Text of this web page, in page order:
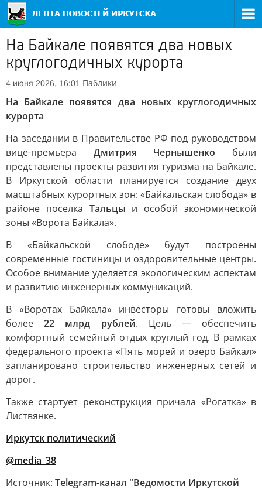
На Байкале появятся два новых
круглогодичных курорта
4 июня 2026, 16:01 Паблики
На Байкале появятся два новых круглогодичных
курорта
На заседании в Правительстве РФ под руководством
вице-премьера Дмитрия Чернышенко были
представлены проекты развития туризма на Байкале.
В Иркутской области планируется создание двух
масштабных курортных зон: «Байкальская слобода» в
районе поселка Тальцы и особой экономической
зоны «Ворота Байкала».
В «Байкальской слободе» будут построены
современные гостиницы и оздоровительные центры.
Особое внимание уделяется экологическим аспектам
и развитию инженерных коммуникаций.
В «Воротах Байкала» инвесторы готовы вложить
более22 млрд рублей. Цель — обеспечить
комфортный семейный отдых круглый год. В рамках
федерального проекта «Пять морей и озеро Байкал»
запланировано строительство инженерных сетей и
дорог.
Также стартует реконструкция причала «Рогатка» в
Листвянке.
Иркутск политический
@media_38
Источник: Telegram-канал "Ведомости Иркутской